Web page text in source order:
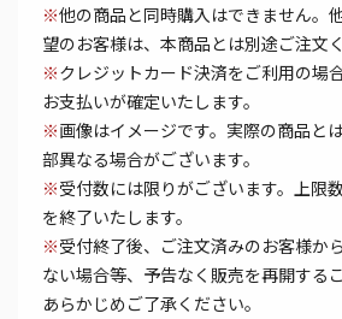
※他の商品と同時購入はできません。
望のお客様は、本商品とは別途ご注文
※クレジットカード決済をご利用の場
お支払いが確定いたします。
※画像はイメージです。実際の商品と
部異なる場合がございます。
※受付数には限りがございます。上限
を終了いたします。
※受付終了後、ご注文済みのお客様か
ない場合等、予告なく販売を再開する
あらかじめご了承ください。